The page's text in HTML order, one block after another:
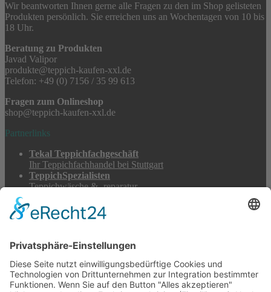
Wir beantworten Ihnen gerne alle Fragen zu den im Shop gelisteten
Produkten persönlich. Sie erreichen uns an Wochentagen von 10 bis
18 Uhr.
Beratung zu Produkten
Javad Valipor
produkte@teppich-kaufen-xxl.de
Telefon: +49 (0) 7156 / 35 99 613
Fragen zum Onlineshop
shop@teppich-kaufen-xxl.de
Partnerlinks
Tekal Teppichfachgeschäft
Ihr Teppichfachhandel bei Stuttgart
TeppichSpezialisten
Teppichwäsche & -reparatur
Mühlenprodukte, Säfte, Tiernahrung & Züchterbedarf
Feuerwerk XXL
© 2017-2026 ·Tekal – Textile Lebensqualität
Charakter – Exklusive moderne Teppiche und handverlesene
Orientteppiche